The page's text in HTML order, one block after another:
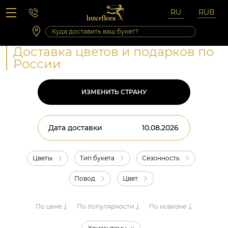
Вопросы-ответы
Сб 10:00 ‐ 14:00
Выходные и праздничные дни
Доставка цветов и подарков по
России
ИЗМЕНИТЬ СТРАНУ
Дата доставки
Цветы Тип букета Сезонность
Повод Цвет
По цене По популярности По новизне